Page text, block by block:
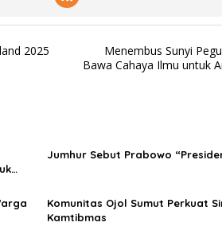
2025
Menembus Sunyi
Bawa Cahaya Ilmu untuk
Jumhur Sebut Prabowo
Komunitas Ojol Sumut Perkuat
Kamtibmas